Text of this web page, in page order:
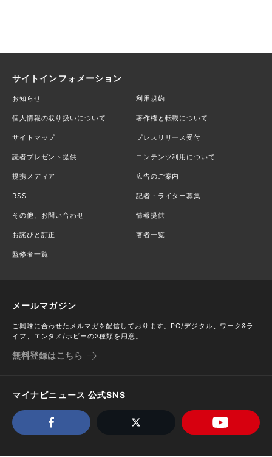
サイトインフォメーション
お知らせ 利用規約
個人情報の取り扱いについて 著作権と転載について
サイトマップ プレスリリース受付
読者プレゼント提供 コンテンツ利用について
提携メディア 広告のご案内
RSS 記者・ライター募集
その他、お問い合わせ 情報提供
お詫びと訂正 著者一覧
監修者一覧
メールマガジン
ご興味に合わせたメルマガを配信しております。PC/デジタル、ワーク&ラ
イフ、エンタメ/ホビーの3種類を用意。
無料登録はこちら
マイナビニュース 公式SNS